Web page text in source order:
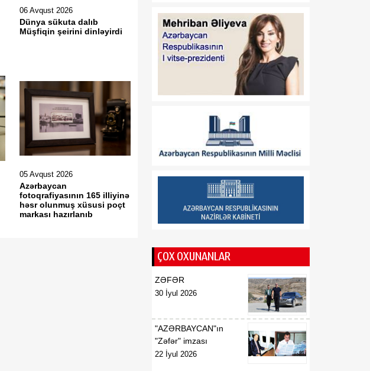
06 Avqust 2026
Dünya sükuta dalıb
Müşfiqin şeirini dinləyirdi
05 Avqust 2026
Azərbaycan
fotoqrafiyasının 165 illiyinə
həsr olunmuş xüsusi poçt
markası hazırlanıb
Avrasiyanın rəqəmsal
körpüsünə çevirir
Ukraynalı ekspert:
Azərbaycan xarici
prioritetinin yalnız milli
olduğunu nümayiş etdirir
16:34
07 Avqust
“Vətən” jurnalı: Özbəkistan
və Azərbaycan: Müttəfiqlik
07 Avqust
Kənd Təsərrüfatı
Nazirliyinin vəzifəli şəxsləri
rayonlarından olan
vətəndaşlarla görüşüb
16:29
sektoru “Moody’s”dən
16:28
07 Avqust
Azərbaycan və
Ermənistan arasında sülh
16:27
07 Avqust
ÇOX OXUNANLAR
ZƏFƏR
30 İyul 2026
"AZƏRBAYCAN"ın
"Zəfər" imzası
22 İyul 2026